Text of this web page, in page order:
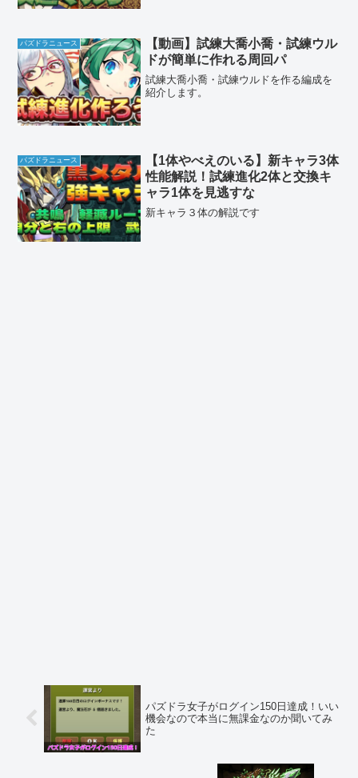
パズドラニュース
【動画】試練大喬小喬・試練ウル
ドが簡単に作れる周回パ
試練大喬小喬・試練ウルドを作る編成を
紹介します。
パズドラニュース
【1体やべえのいる】新キャラ3体
性能解説！試練進化2体と交換キ
ャラ1体を見逃すな
新キャラ３体の解説です
パズドラ女子がログイン150日達成！いい
機会なので本当に無課金なのか聞いてみ
た